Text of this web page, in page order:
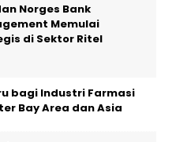
Norges Bank
Memulai
di Sektor Ritel
bagi Industri Farmasi
Bay Area dan Asia